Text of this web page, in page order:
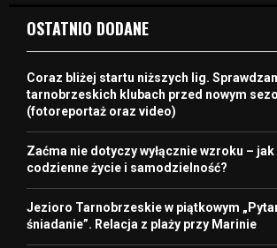
OSTATNIO DODANE
Coraz bliżej startu niższych lig.
tarnobrzeskich klubach przed nowym
(fotoreportaż oraz video)
Zaćma nie dotyczy wyłącznie wzroku – jak
codzienne życie i samodzielność?
Jezioro Tarnobrzeskie w piątkowym
śniadanie”. Relacja z plaży przy Marinie